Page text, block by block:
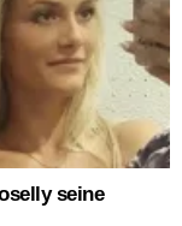
seine